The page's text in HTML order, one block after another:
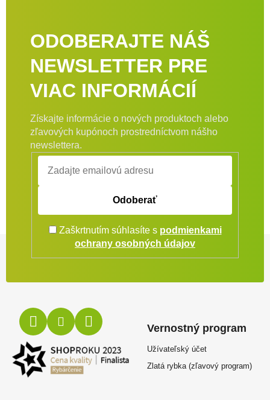
ODOBERAJTE NÁŠ
NEWSLETTER PRE
VIAC INFORMÁCIÍ
Získajte informácie o nových produktoch alebo
zľavových kupónoch prostredníctvom nášho
newslettera.
Odoberať
Zaškrtnutím súhlasíte s podmienkami
ochrany osobných údajov
Vernostný program
Užívateľský účet
Zlatá rybka (zľavový program)